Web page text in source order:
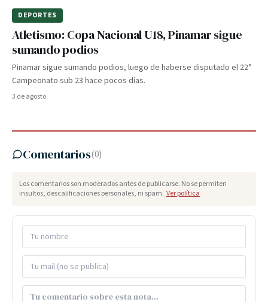
DEPORTES
Atletismo: Copa Nacional U18, Pinamar sigue
sumando podios
Pinamar sigue sumando podios, luego de haberse disputado el 22°
Campeonato sub 23 hace pocos días.
3 de agosto
Comentarios(0)
Los comentarios son moderados antes de publicarse. No se permiten
insultos, descalificaciones personales, ni spam. Ver política